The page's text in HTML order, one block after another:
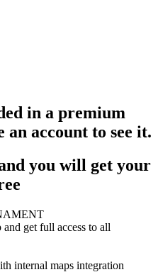
in a premium
account to see it.
you will get your
and get full access to all
internal maps integration